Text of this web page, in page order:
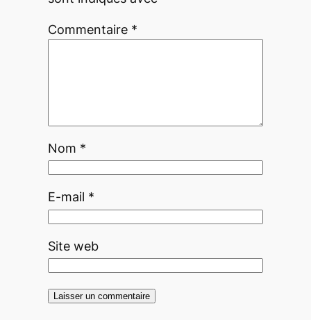
Commentaire *
Nom *
E-mail *
Site web